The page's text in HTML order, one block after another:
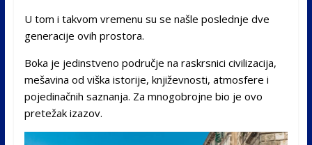
U tom i takvom vremenu su se našle poslednje dve
generacije ovih prostora.
Boka je jedinstveno područje na raskrsnici civilizacija,
mešavina od viška istorije, književnosti, atmosfere i
pojedinačnih saznanja. Za mnogobrojne bio je ovo
pretežak izazov.